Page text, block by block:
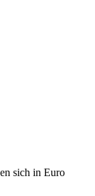
sich in Euro